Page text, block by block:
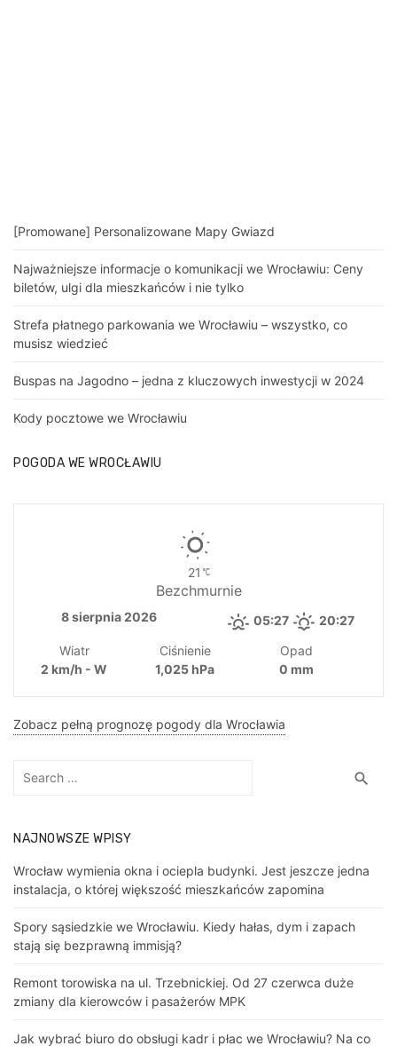
[Promowane] Personalizowane Mapy Gwiazd
Najważniejsze informacje o komunikacji we Wrocławiu: Ceny
biletów, ulgi dla mieszkańców i nie tylko
Strefa płatnego parkowania we Wrocławiu – wszystko, co
musisz wiedzieć
Buspas na Jagodno – jedna z kluczowych inwestycji w 2024
Kody pocztowe we Wrocławiu
POGODA WE WROCŁAWIU
21
Bezchmurnie
8 sierpnia 2026 05:27 20:27
Wiatr
2 km/h - W
Ciśnienie
1,025 hPa
Opad
0 mm
Zobacz pełną prognozę pogody dla Wrocławia
Search
search
NAJNOWSZE WPISY
Wrocław wymienia okna i ociepla budynki. Jest jeszcze jedna
instalacja, o której większość mieszkańców zapomina
Spory sąsiedzkie we Wrocławiu. Kiedy hałas, dym i zapach
stają się bezprawną immisją?
Remont torowiska na ul. Trzebnickiej. Od 27 czerwca duże
zmiany dla kierowców i pasażerów MPK
Jak wybrać biuro do obsługi kadr i płac we Wrocławiu? Na co